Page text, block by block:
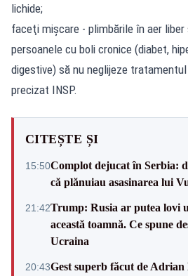
lichide;
faceţi mişcare - plimbările în aer liber
persoanele cu boli cronice (diabet,
digestive) să nu neglijeze
precizat INSP.
CITEȘTE ȘI
15:50Complot dejucat în Serbia:
că plănuiau asasinarea lui
21:42Trump: Rusia ar putea lovi
această toamnă. Ce spune
Ucraina
20:43Gest superb făcut de